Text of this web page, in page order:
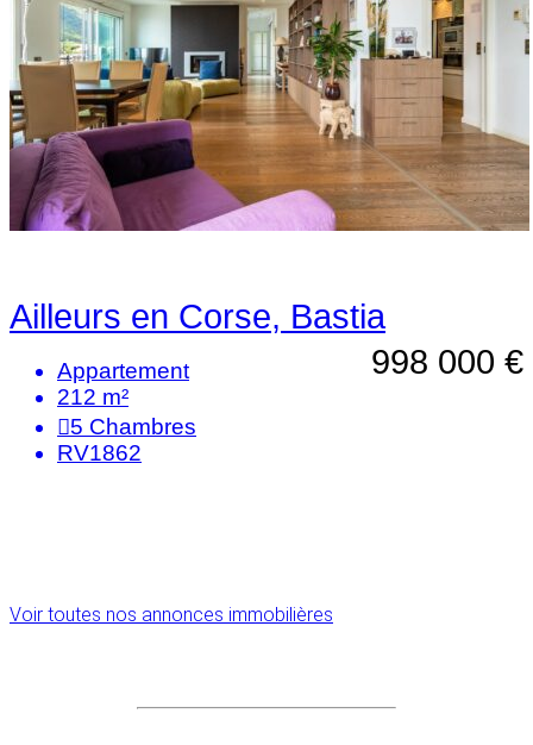
Ailleurs en Corse, Bastia
998 000 €
Appartement
212 m²
5 Chambres
RV1862
Voir toutes nos annonces immobilières